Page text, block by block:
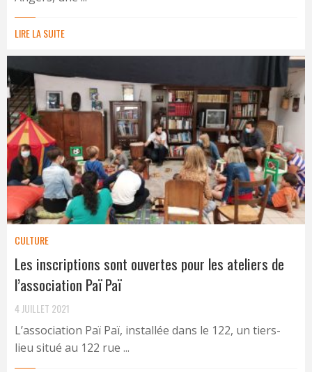
LIRE LA SUITE
CULTURE
Les inscriptions sont ouvertes pour les ateliers de
l’association Paï Paï
4 JUILLET 2021
L’association Paï Paï, installée dans le 122, un tiers-
lieu situé au 122 rue ...